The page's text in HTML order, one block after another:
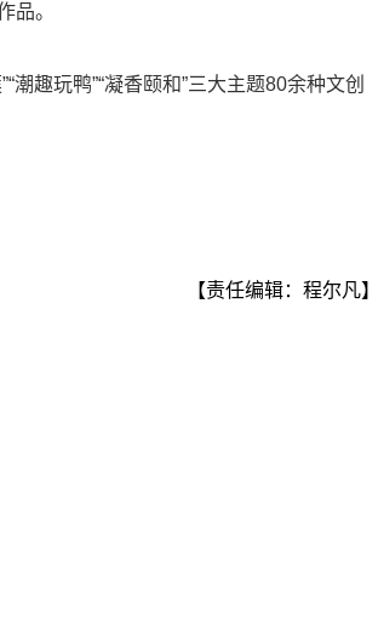
品。
潮趣玩鸭”“凝香颐和”三大主题80余种文创
【责任编辑：程尔凡】